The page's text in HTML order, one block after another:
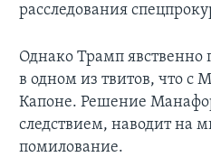
расследования
Однако Трамп явственно
в одном из твитов, что с
Капоне. Решение
следствием, наводит на
помилование.